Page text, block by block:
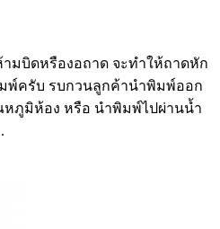
ามบิดหรืองอถาด จะทำให้ถาดหัก
มพ์ครับ รบกวนลูกค้านำพิมพ์ออก
ภูมิห้อง หรือ นำพิมพ์ไปผ่านน้ำ